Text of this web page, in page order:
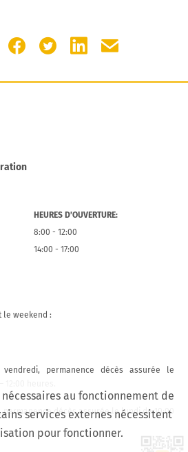
PARTAGER SUR FACEBOOK
PARTAGER SUR TWITTER
PARTAGER SUR
PARTAGER
HEURES D’OUVERTURE:
8:00 - 12:00
14:00 - 17:00
le weekend :
permanence décès assurée le
permanence décès assurée le lundi de 10:00
au fonctionnement de
services externes nécessitent
pour fonctionner.